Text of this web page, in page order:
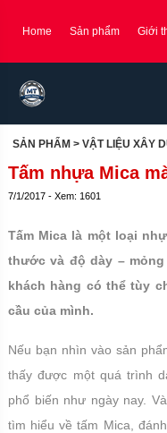
Home Sản phẩm Giới
SẢN PHẨM > VẬT LIỆU XÂY
Tấm nhựa Mica
7/1/2017 - Xem: 1601
Tấm Mica là một loại
thước và độ dày –
khách hàng có thể tùy
cầu của mình.
Nếu bạn nhìn vào sản
thấy được một quá trình
phổ biến như ngày nay.
tìm hiểu về tấm Mica,